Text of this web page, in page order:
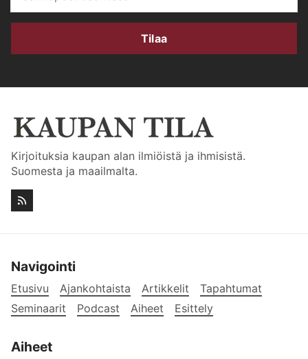
Tilaa
Kirjoituksia kaupan alan ilmiöistä ja ihmisistä.
Suomesta ja maailmalta.
Navigointi
Etusivu Ajankohtaista Artikkelit
Tapahtumat
Seminaarit
Podcast Aiheet Esittely
Aiheet